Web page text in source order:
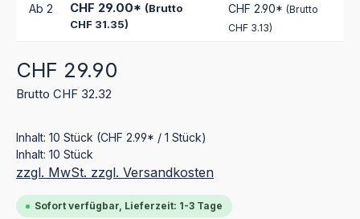
Ab 2 CHF 29.00* (Brutto
CHF 31.35)
CHF 2.90* (Brutto
CHF 3.13)
Regulärer Preis:
CHF 29.90
Brutto CHF 32.32
Inhalt: 10 Stück (CHF 2.99* / 1 Stück)
Inhalt: 10 Stück
zzgl. MwSt. zzgl. Versandkosten
Sofort verfügbar, Lieferzeit: 1-3 Tage